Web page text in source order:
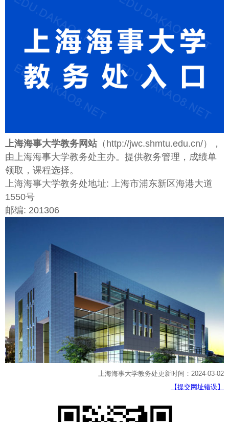
上海海事大学教务网站（http://jwc.shmtu.edu.cn/），
由上海海事大学教务处主办。提供教务管理，成绩单
领取，课程选择。
上海海事大学教务处地址: 上海市浦东新区海港大道
1550号
邮编: 201306
上海海事大学教务处更新时间：2024-03-02
【提交网址错误】